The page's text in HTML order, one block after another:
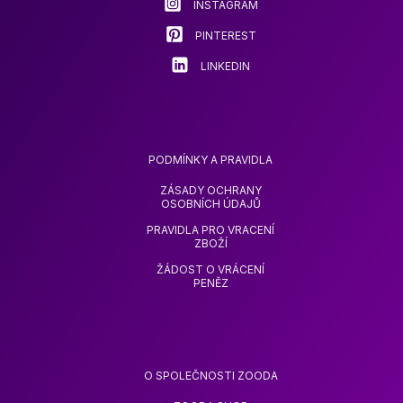
INSTAGRAM
PINTEREST
LINKEDIN
PODMÍNKY A PRAVIDLA
ZÁSADY OCHRANY
OSOBNÍCH ÚDAJŮ
PRAVIDLA PRO VRACENÍ
ZBOŽÍ
ŽÁDOST O VRÁCENÍ
PENĚZ
O SPOLEČNOSTI ZOODA